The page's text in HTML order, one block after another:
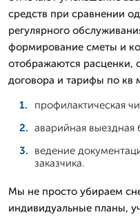
средств при сравнении
регулярного
формирование сметы и
отображаются расценки,
договора и тарифы по кв
профилактическая
аварийная выездная
ведение
заказчика.
Мы не просто убираем
индивидуальные планы,